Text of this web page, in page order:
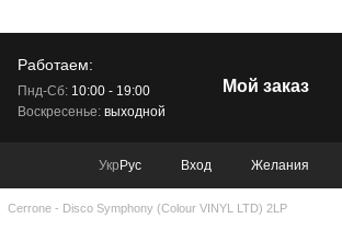
Работаем:
Пнд-Сб:10:00 - 19:00
Воскресенье:выходной
Мой заказ
Укр Рус Вход Желания
Cerrone - Disco Symphony (Colour VINYL LTD) 2LP